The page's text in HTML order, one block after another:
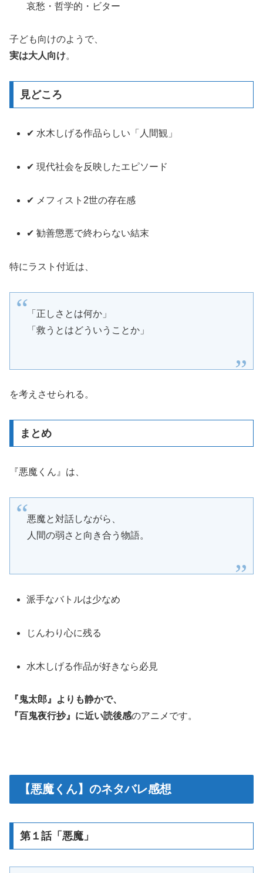
哀愁・哲学的・ビター
子ども向けのようで、
実は大人向け。
見どころ
✔ 水木しげる作品らしい「人間観」
✔ 現代社会を反映したエピソード
✔ メフィスト2世の存在感
✔ 勧善懲悪で終わらない結末
特にラスト付近は、
「正しさとは何か」
「救うとはどういうことか」
を考えさせられる。
まとめ
『悪魔くん』は、
悪魔と対話しながら、
人間の弱さと向き合う物語。
派手なバトルは少なめ
じんわり心に残る
水木しげる作品が好きなら必見
『鬼太郎』よりも静かで、
『百鬼夜行抄』に近い読後感のアニメです。
【悪魔くん】のネタバレ感想
第１話「悪魔」